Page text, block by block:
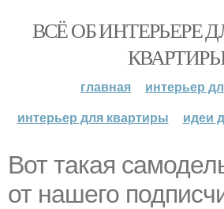
ВСЁ ОБ ИНТЕРЬЕРЕ
главная
интерьер
интерьер для квартиры
идеи
Вот такая
от нашего